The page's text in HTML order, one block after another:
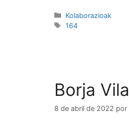
Kolaborazioak
164
Borja
8 de abril de 2022 por